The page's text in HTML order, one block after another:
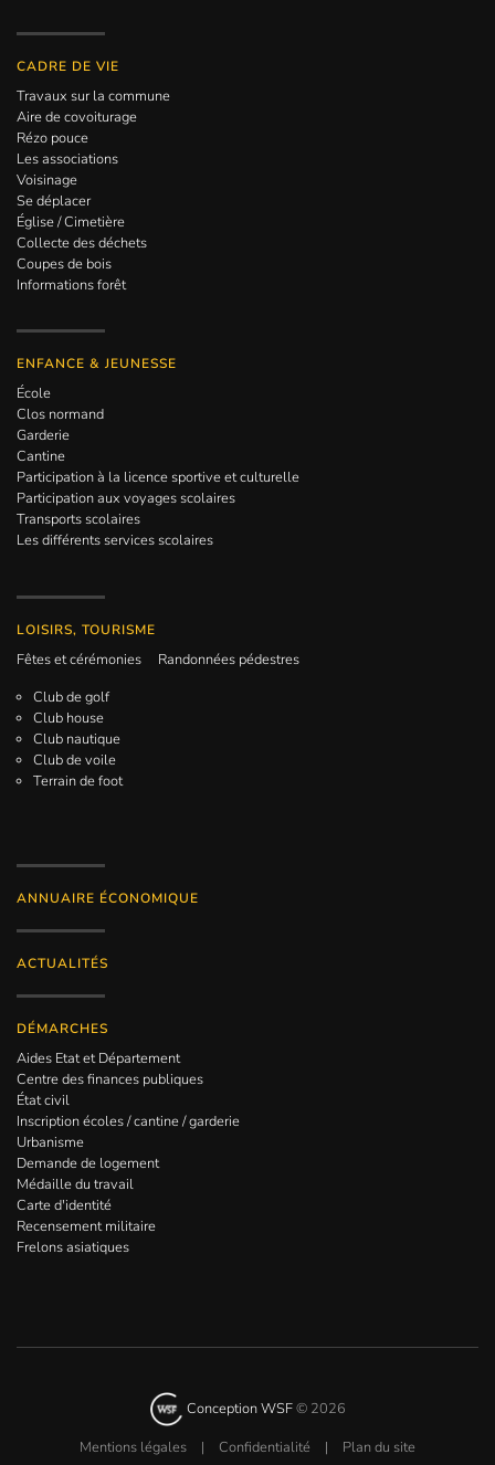
CADRE DE VIE
Travaux sur la commune
Aire de covoiturage
Rézo pouce
Les associations
Voisinage
Se déplacer
Église / Cimetière
Collecte des déchets
Coupes de bois
Informations forêt
ENFANCE & JEUNESSE
École
Clos normand
Garderie
Cantine
Participation à la licence sportive et culturelle
Participation aux voyages scolaires
Transports scolaires
Les différents services scolaires
LOISIRS, TOURISME
Fêtes et cérémonies
Randonnées pédestres
Club de golf
Club house
Club nautique
Club de voile
Terrain de foot
ANNUAIRE ÉCONOMIQUE
ACTUALITÉS
DÉMARCHES
Aides Etat et Département
Centre des finances publiques
État civil
Inscription écoles / cantine / garderie
Urbanisme
Demande de logement
Médaille du travail
Carte d'identité
Recensement militaire
Frelons asiatiques
Conception WSF© 2026
Mentions légales | Confidentialité | Plan du site